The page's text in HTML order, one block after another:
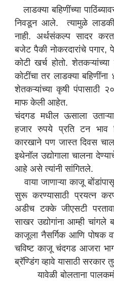
लाडक्या बहिणींच्या
निवडून आले. त्यामुळे लाडकी
नाही. अर्थसंकल्प सादर
बजेट पैकी नोकरदारांचे
कोटी खर्च होतो.
कोटींचा तर लाडक्या
शेतकऱ्यांच्या कृषी पंपासाठी
माफ केली आहेत.
चंदगड मधील ऊसाला
हजार रुपये प्रति टन भाव
कारखाने पण जास्त दिवस
इथेनॉल उद्योगाला चालना
आहे असे त्यांनी सांगितले.
वाया जाणाऱ्या काजू
सुरू करण्यासाठी प्रयत्न
अडीच टक्के जीएसटी
साखर उद्योगांना आम्ही
काजूला नैसर्गिक आणि पोषक
चविष्ट काजू चंदगड आजरा
ब्रॅण्डिंग व्हावे यासाठी सरकार
यावेळी बोलताना